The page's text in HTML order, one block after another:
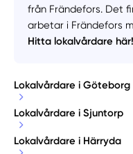
från Frändefors. Det
arbetar i Frändefors
Hitta lokalvårdare här!
Lokalvårdare i Göteborg
Lokalvårdare i Sjuntorp
Lokalvårdare i Härryda